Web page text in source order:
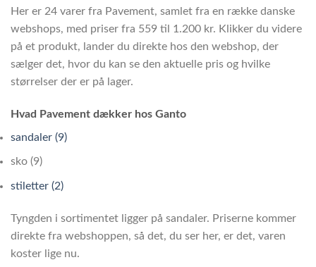
Her er 24 varer fra Pavement, samlet fra en række danske
webshops, med priser fra 559 til 1.200 kr. Klikker du videre
på et produkt, lander du direkte hos den webshop, der
sælger det, hvor du kan se den aktuelle pris og hvilke
størrelser der er på lager.
Hvad Pavement dækker hos Ganto
sandaler (9)
sko (9)
stiletter (2)
Tyngden i sortimentet ligger på sandaler. Priserne kommer
direkte fra webshoppen, så det, du ser her, er det, varen
koster lige nu.